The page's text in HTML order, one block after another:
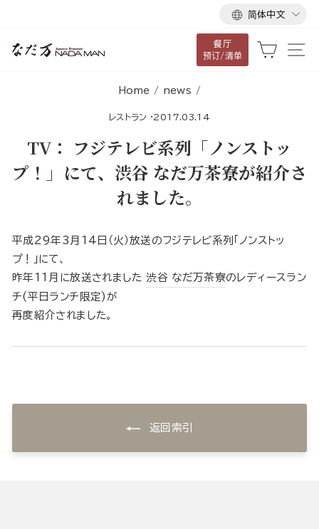
语
言
简体中文
餐厅
预订/清单
大车
Home / news /
レストラン ·2017.03.14
TV： フジテレビ系列「ノンストッ
プ！」にて、渋谷 なだ万茶寮が紹介さ
れました。
平成29年3月14日（火）放送のフジテレビ系列「ノンストッ
プ！」にて、
昨年11月に放送されました渋谷 なだ万茶寮のレディースラン
チ(平日ランチ限定)が
再度紹介されました。
返回索引